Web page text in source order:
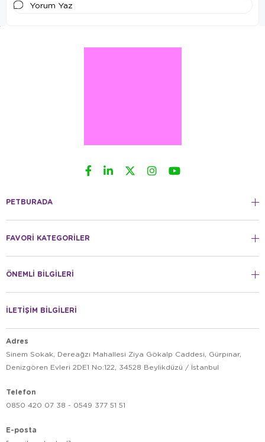
Yorum Yaz
PETBURADA
FAVORİ KATEGORİLER
ÖNEMLİ BİLGİLERİ
İLETİŞİM BİLGİLERİ
Adres
Sinem Sokak, Dereağzı Mahallesi Ziya Gökalp Caddesi, Gürpınar,
Denizgören Evleri 2DE1 No:122, 34528 Beylikdüzü / İstanbul
Telefon
0850 420 07 38 - 0549 377 51 51
E-posta